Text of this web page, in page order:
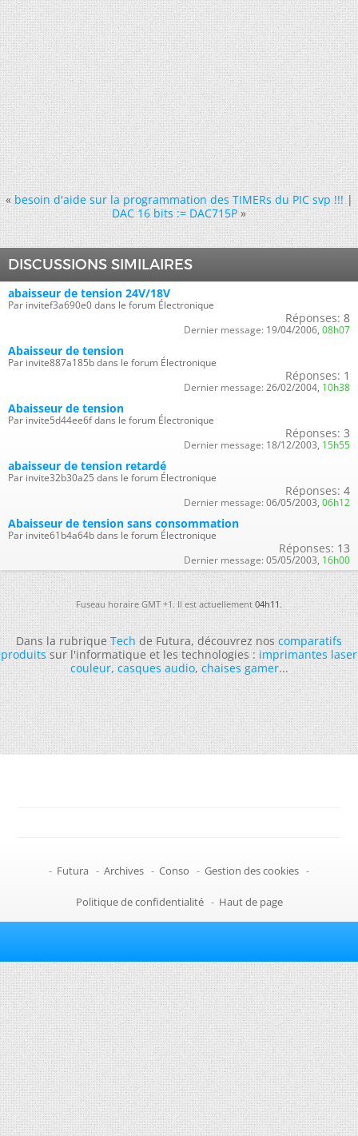
« besoin d'aide sur la programmation des TIMERs du PIC svp !!!|
DAC 16 bits := DAC715P »
DISCUSSIONS SIMILAIRES
abaisseur de tension 24V/18V
Par invitef3a690e0 dans le forum Électronique
Réponses: 8
Dernier message: 19/04/2006, 08h07
Abaisseur de tension
Par invite887a185b dans le forum Électronique
Réponses: 1
Dernier message: 26/02/2004, 10h38
Abaisseur de tension
Par invite5d44ee6f dans le forum Électronique
Réponses: 3
Dernier message: 18/12/2003, 15h55
abaisseur de tension retardé
Par invite32b30a25 dans le forum Électronique
Réponses: 4
Dernier message: 06/05/2003, 06h12
Abaisseur de tension sans consommation
Par invite61b4a64b dans le forum Électronique
Réponses: 13
Dernier message: 05/05/2003, 16h00
Fuseau horaire GMT +1. Il est actuellement04h11.
Dans la rubriqueTechde Futura, découvrez noscomparatifs
produitssur l'informatique et les technologies :imprimantes laser
couleur,casques audio,chaises gamer...
- Futura - Archives - Conso - Gestion des cookies -
Politique de confidentialité - Haut de page